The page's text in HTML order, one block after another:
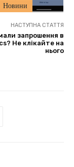
Новини
НАСТУПНА СТАТТЯ
запрошення в
Не клікайте на
нього